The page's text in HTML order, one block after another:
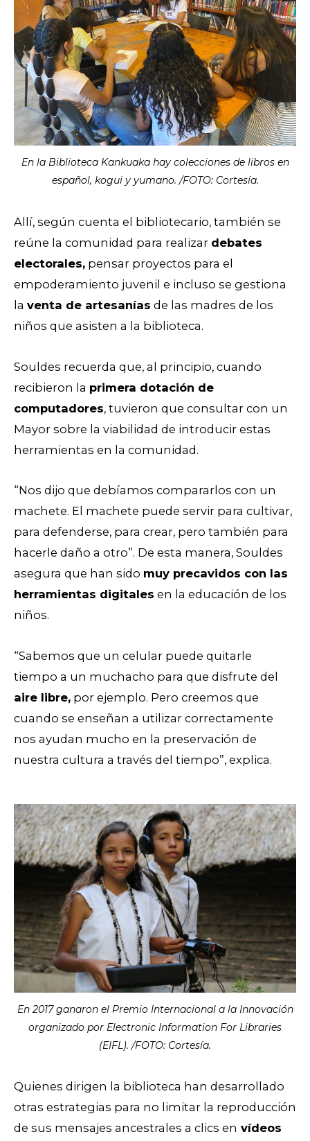
En la Biblioteca Kankuaka hay colecciones de libros en
español, kogui y yumano. /FOTO: Cortesía.
Allí, según cuenta el bibliotecario, también se
reúne la comunidad para realizar debates
electorales, pensar proyectos para el
empoderamiento juvenil e incluso se gestiona
la venta de artesanías de las madres de los
niños que asisten a la biblioteca.
Souldes recuerda que, al principio, cuando
recibieron la primera dotación de
computadores, tuvieron que consultar con un
Mayor sobre la viabilidad de introducir estas
herramientas en la comunidad.
“Nos dijo que debíamos compararlos con un
machete. El machete puede servir para cultivar,
para defenderse, para crear, pero también para
hacerle daño a otro”. De esta manera, Souldes
asegura que han sido muy precavidos con las
herramientas digitales en la educación de los
niños.
“Sabemos que un celular puede quitarle
tiempo a un muchacho para que disfrute del
aire libre, por ejemplo. Pero creemos que
cuando se enseñan a utilizar correctamente
nos ayudan mucho en la preservación de
nuestra cultura a través del tiempo”, explica.
En 2017 ganaron el Premio Internacional a la Innovación
organizado por Electronic Information For Libraries
(EIFL). /FOTO: Cortesía.
Quienes dirigen la biblioteca han desarrollado
otras estrategias para no limitar la reproducción
de sus mensajes ancestrales a clics en vídeos